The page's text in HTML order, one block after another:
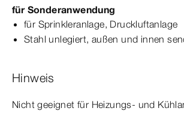
für Sonderanwendung
für Sprinkleranlage, Druckluftanlage
Stahl unlegiert, außen und innen
Hinweis
Nicht geeignet für Heizungs- und